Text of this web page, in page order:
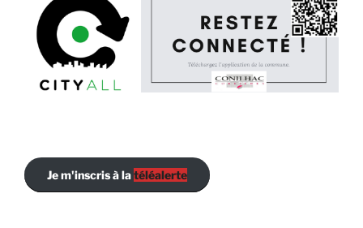
Je m'inscris à latéléalerte